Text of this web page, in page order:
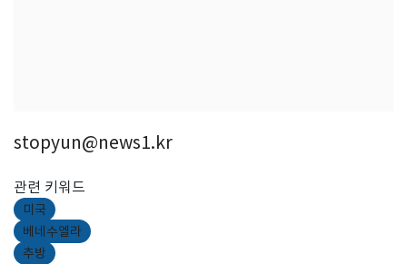
stopyun@news1.kr
관련 키워드
미국
베네수엘라
추방